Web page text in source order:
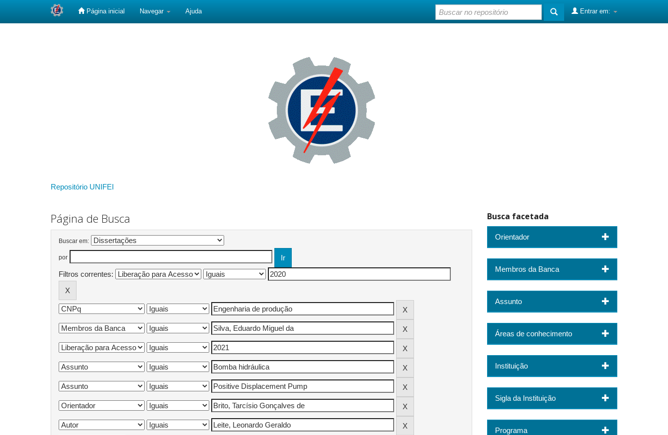
Página inicial Navegar Ajuda Entrar em:
Repositório UNIFEI
Página de Busca
Buscar em:
por
Filtros correntes:
Busca facetada
Orientador
Membros da Banca
Assunto
Áreas de conhecimento
Instituição
Sigla da Instituição
Programa